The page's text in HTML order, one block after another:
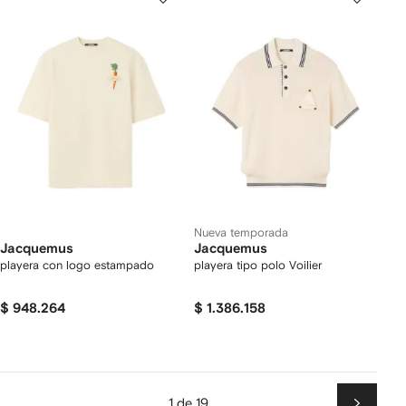
Jacquemus
playera con logo estampado
$ 948.264
Nueva temporada
Jacquemus
playera tipo polo Voilier
$ 1.386.158
1 de 19